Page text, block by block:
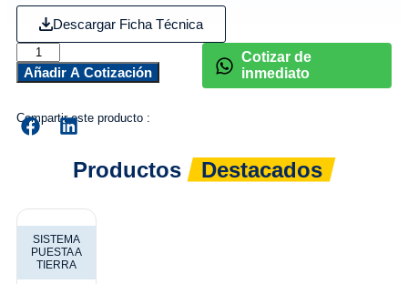
Descargar Ficha Técnica
Añadir A Cotización
Cotizar de
inmediato
Compartir este producto :
Productos Destacados
SISTEMA
PUESTA A
TIERRA